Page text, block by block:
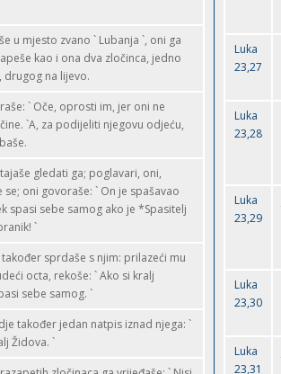
u mjesto zvano ` Lubanja `, oni ga
kao i ona dva zločinca, jedno
drugog na lijevo.
` Oče, oprosti im, jer oni ne
`A, za podijeliti njegovu odjeću,
gledati ga; poglavari, oni,
se; oni govoraše: ` On je spašavao
spasi sebe samog ako je *Spasitelj
`
sprdaše s njim: prilazeći mu
octa, rekoše: ` Ako si kralj
sebe samog. `
također jedan natpis iznad njega: `
Židova. `
Luka
23,27
Luka
23,28
Luka
23,29
Luka
23,30
Luka
23,31